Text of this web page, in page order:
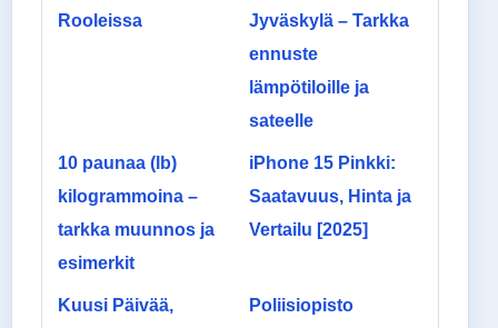
Rooleissa
Jyväskylä – Tarkka
ennuste
lämpötiloille ja
sateelle
10 paunaa (lb)
kilogrammoina –
tarkka muunnos ja
esimerkit
iPhone 15 Pinkki:
Saatavuus, Hinta ja
Vertailu [2025]
Kuusi Päivää,
Poliisiopisto